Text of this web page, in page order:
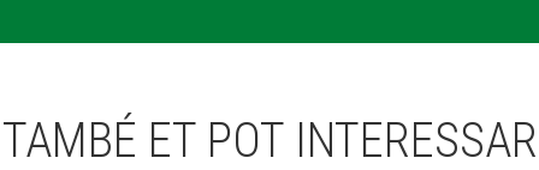
TAMBÉ ET POT INTERESSAR